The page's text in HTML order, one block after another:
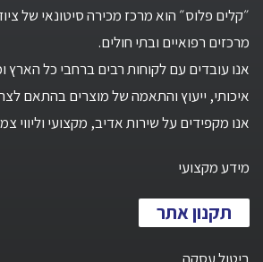
״קלים פלוס״ הוא מרכז מכירה סיטונאי של
מרכזים רפואיים ובתי חולים.
אנו עובדים עם לקוחות רבים ברחבי כל הארץ
איכותי, ייעוץ והתאמה של מוצרים בהתאם
אנו מקפידים על שירות אדיב, מקצועי וליווי
מידע מקצועי
תקנון אתר